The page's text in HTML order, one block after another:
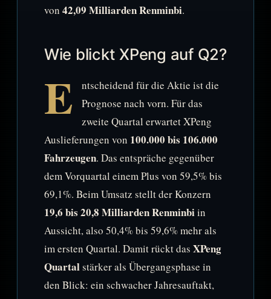
von 42,09 Milliarden Renminbi.
Wie blickt XPeng auf Q2?
E
ntscheidend für die Aktie ist die
Prognose nach vorn. Für das
zweite Quartal erwartet XPeng
Auslieferungen von 100.000 bis 106.000
Fahrzeugen. Das entspräche gegenüber
dem Vorquartal einem Plus von 59,5% bis
69,1%. Beim Umsatz stellt der Konzern
19,6 bis 20,8 Milliarden Renminbiin
Aussicht, also 50,4% bis 59,6% mehr als
im ersten Quartal. Damit rückt das XPeng
Quartalstärker als Übergangsphase in
den Blick: ein schwacher Jahresauftakt,